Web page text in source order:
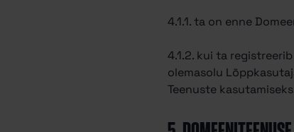
4.1.1. ta on enne
4.1.2. kui ta
olemasolu
Teenuste